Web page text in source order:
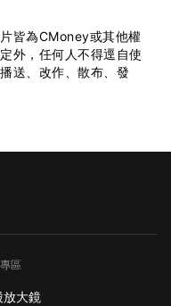
皆為CMoney或其他權
外，任何人不得逕自使
送、改作、散布、發
區
放大鏡